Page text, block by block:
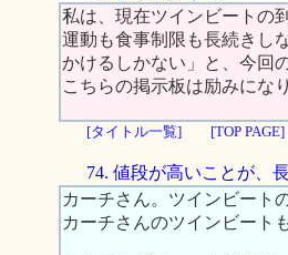
私は、現在ツインビートの
運動も食事制限も長続きし
かけるしかない」と、今回
こちらの掲示板は励みにな
[タイトル一覧] [TOP PAGE]
74. 値段が高いことが、
カーチさん。ツインビート
カーチさんのツインビート